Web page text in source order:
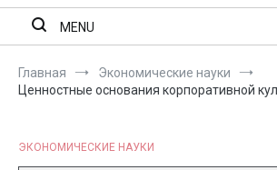
MENU
Главная
Экономические науки
Ценностные основания корпоративной
ЭКОНОМИЧЕСКИЕ НАУКИ